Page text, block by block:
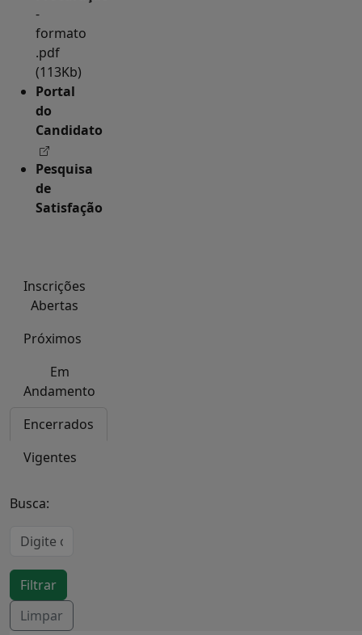
-
formato
.pdf
(113Kb)
Portal
do
Candidato
Pesquisa
de
Satisfação
Inscrições
Abertas
Próximos
Em
Andamento
Encerrados
Vigentes
Busca: